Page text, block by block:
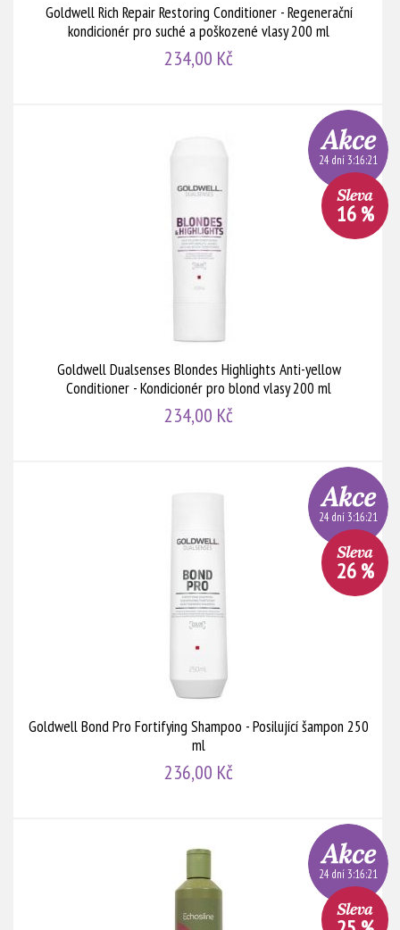
Goldwell Rich Repair Restoring Conditioner - Regenerační
kondicionér pro suché a poškozené vlasy 200 ml
234,00 Kč
Goldwell Dualsenses Blondes Highlights Anti-yellow
Conditioner - Kondicionér pro blond vlasy 200 ml
234,00 Kč
24 dní 3:16:20
16 %
Goldwell Bond Pro Fortifying Shampoo - Posilující šampon 250
ml
236,00 Kč
24 dní 3:16:20
26 %
24 dní 3:16:20